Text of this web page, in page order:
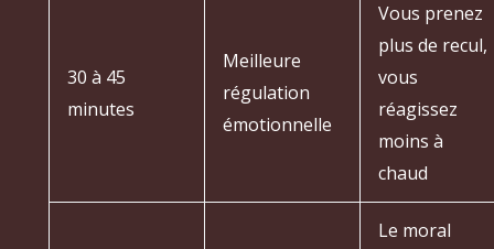
30 à 45
minutes
Meilleure
régulation
émotionnelle
Vous prenez
plus de recul,
vous
réagissez
moins à
chaud
Le moral